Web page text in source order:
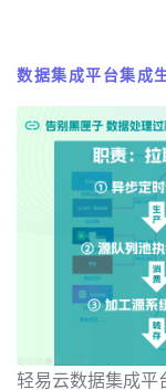
数据集成平台集成
轻易云数据集成平